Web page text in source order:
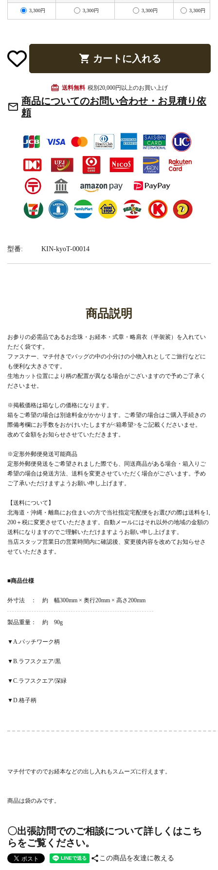
お手入れ用品
3,300円 3,300円 3,300円 3,300円
shopping_cart カートに入れる
card_giftcard 送料無料 税別20,000円以上のお買い上げ
mail_outline 商品についてのお問い合わせ・お見積り依
頼
型番: KIN-kyoT-00014
商品説明
お参りの必需品であるお念珠・お経本・式章・略肩衣（半袈裟）を入れてい
ただく袋です。
ファスナー、マチ付きでバッグの中の小分けの小物入れとしてご旅行などに
も便利な大きさです。
生地カット位置により柄の配置が異なる場合がございますので予めご了承く
ださいませ。
※掲載価格は箱なしの価格になります。
箱をご希望の場合は別途料金がかかります。ご希望の場合はご購入手続きの
際備考欄にお手数をおかけいたしますが<箱希望>をご記載くださいませ。
改めて金額をお知らせさせていただきます。
※定形外郵便発送可能商品
定形外郵便発送をご希望されました際でも、同送商品がある場合・箱入りご
希望の場合は発送方法、送料を変更させていただく場合がございます。予め
ご了承いただけますようお願い申し上げます。
【送料について】
北海道・沖縄・離島にお住まいの方で当社指定宅配便をお選びの際は送料を1,
200＋税に変更させていただきます。自動メールにはそれ以外の地域の金額の
送料になりますのでご理解いただけますようお願い申し上げます。
当店スタッフ営業日の営業時間内に確認後、変更後内容を改めてお知らせさ
せていただきます。
■商品仕様
外寸法 ： 約 幅300mm × 奥行20mm × 高さ200mm
製品重量： 約 90g
▼A.パッチワーク柄
▼B.ラフスクエア/黒
▼C.ラフスクエア/深緑
▼D.格子柄
マチ付ですのでお経本などの出し入れもスムーズに行えます。
商品は袋のみです。
〇出張訪問でのご相談について詳しくはこち
らをご覧ください。
share この商品を友達に教える